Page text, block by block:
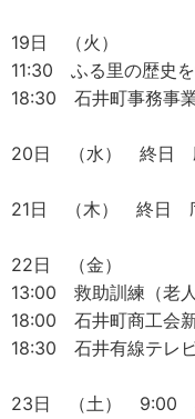
19日 （火）
11:30 ふる里の歴史を
18:30 石井町事務事業
20日 （水） 終日
21日 （木） 終日
22日 （金）
13:00 救助訓練（老人
18:00 石井町商工会新
18:30 石井有線テレビ
23日 （土） 9:00 石